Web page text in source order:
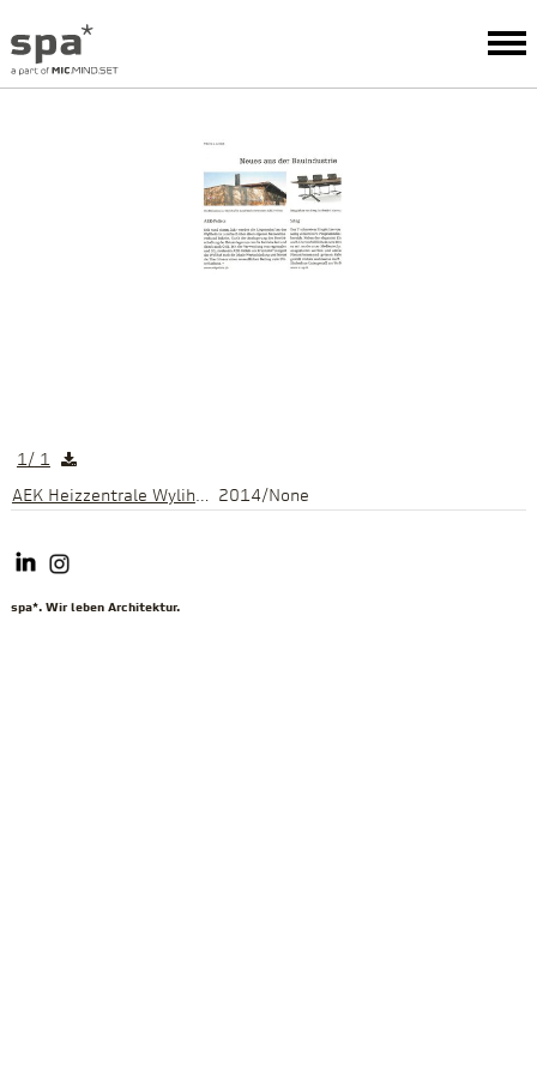
1/ 1
AEK Heizzentrale Wylihof, Luterbach 2014/None
spa*. Wir leben Architektur.